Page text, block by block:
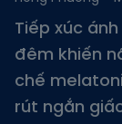
Tiếp xúc
đêm khiến
chế
rút ngắn